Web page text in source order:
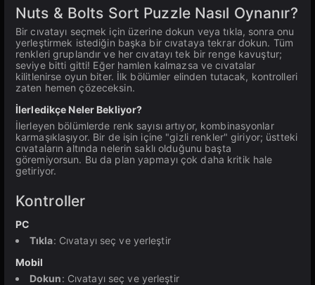
Nuts & Bolts Sort Puzzle Nasıl Oynanır?
Bir cıvatayı seçmek için üzerine dokun veya tıkla, sonra onu
yerleştirmek istediğin başka bir cıvataya tekrar dokun. Tüm
renkleri gruplandır ve her cıvatayı tek bir renge kavuştur;
seviye bitti gitti! Eğer hamlen kalmazsa ve cıvatalar
kilitlenirse oyun biter. İlk bölümler elinden tutacak, kontrolleri
zaten hemen çözeceksin.
İlerledikçe Neler Bekliyor?
İlerleyen bölümlerde renk sayısı artıyor, kombinasyonlar
karmaşıklaşıyor. Bir de işin içine "gizli renkler" giriyor; üstteki
cıvataların altında nelerin saklı olduğunu başta
göremiyorsun. Bu da plan yapmayı çok daha kritik hale
getiriyor.
Kontroller
PC
Tıkla: Cıvatayı seç ve yerleştir
Mobil
Dokun: Cıvatayı seç ve yerleştir